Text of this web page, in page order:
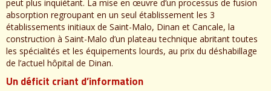
peut plus inquiétant. La mise en œuvre d’un processus de fusion
absorption regroupant en un seul établissement les 3
établissements initiaux de Saint-Malo, Dinan et Cancale, la
construction à Saint-Malo d’un plateau technique abritant toutes
les spécialités et les équipements lourds, au prix du déshabillage
de l’actuel hôpital de Dinan.
Un déficit criant d’information